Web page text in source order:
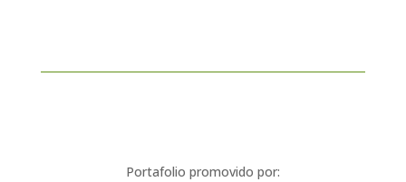
Portafolio promovido por: